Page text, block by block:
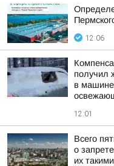
12:06
получил
в
12:01
Всего
о
их